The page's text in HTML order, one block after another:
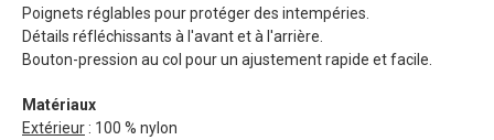
Poignets réglables pour protéger des intempéries.
Détails réfléchissants à l'avant et à l'arrière.
Bouton-pression au col pour un ajustement rapide et facile.
Matériaux
Extérieur : 100 % nylon